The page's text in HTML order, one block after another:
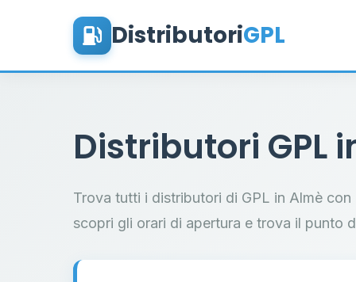
DistributoriGPL
Distributori GPL
Trova tutti i distributori di GPL in Almè
scopri gli orari di apertura e trova il punto